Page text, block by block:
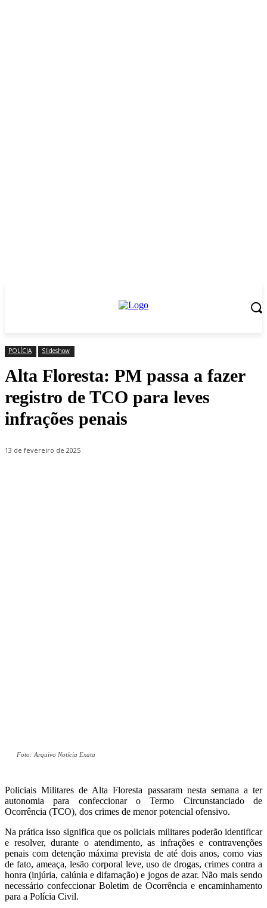
POLÍCIA Slideshow
Alta Floresta: PM passa a fazer
registro de TCO para leves
infrações penais
13 de fevereiro de 2025
Foto: Arquivo Notícia Exata
Policiais Militares de Alta Floresta passaram nesta semana a ter
autonomia para confeccionar o Termo Circunstanciado de
Ocorrência (TCO), dos crimes de menor potencial ofensivo.
Na prática isso significa que os policiais militares poderão identificar
e resolver, durante o atendimento, as infrações e contravenções
penais com detenção máxima prevista de até dois anos, como vias
de fato, ameaça, lesão corporal leve, uso de drogas, crimes contra a
honra (injúria, calúnia e difamação) e jogos de azar. Não mais sendo
necessário confeccionar Boletim de Ocorrência e encaminhamento
para a Polícia Civil.